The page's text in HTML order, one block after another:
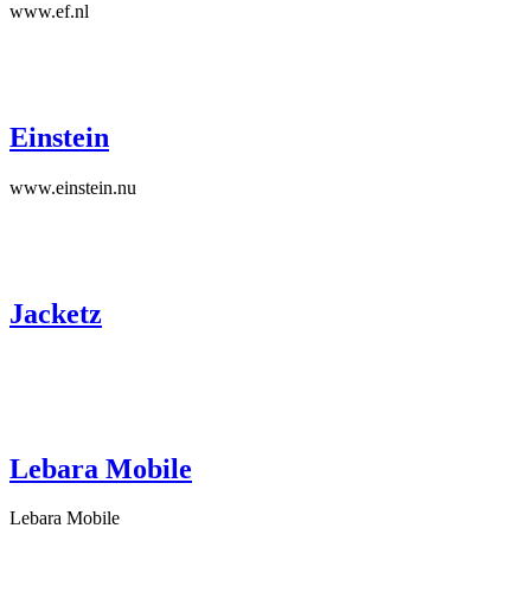
www.ef.nl
Einstein
www.einstein.nu
Jacketz
Lebara Mobile
Lebara Mobile